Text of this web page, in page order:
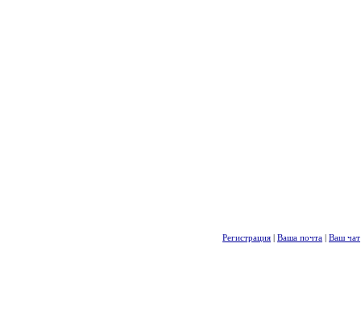
Регистрация | Ваша почта | Ваш чат